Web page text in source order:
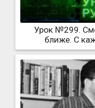
Урок №299.
ближе. С